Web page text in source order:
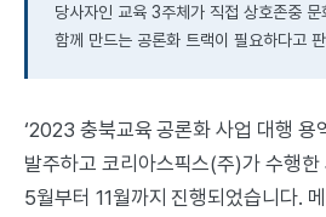
당사자인 교육 3주체가 직접 상호존중
함께 만드는 공론화 트랙이 필요하다고
‘2023 충북교육 공론화 사업 대행 용
발주하고 코리아스픽스(주)가 수행
5월부터 11월까지 진행되었습니다.